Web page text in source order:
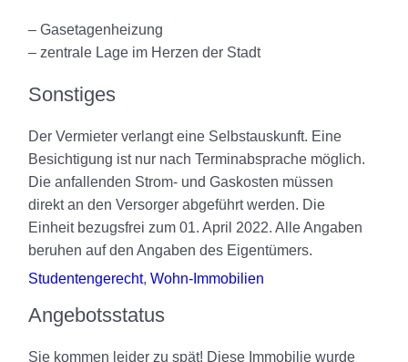
– Gasetagenheizung
– zentrale Lage im Herzen der Stadt
Sonstiges
Der Vermieter verlangt eine Selbstauskunft. Eine
Besichtigung ist nur nach Terminabsprache möglich.
Die anfallenden Strom- und Gaskosten müssen
direkt an den Versorger abgeführt werden. Die
Einheit bezugsfrei zum 01. April 2022. Alle Angaben
beruhen auf den Angaben des Eigentümers.
Studentengerecht, Wohn-Immobilien
Angebotsstatus
Sie kommen leider zu spät! Diese Immobilie wurde